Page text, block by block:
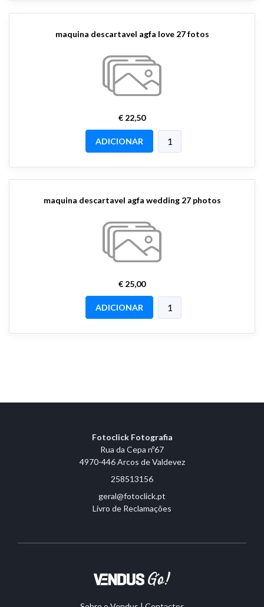
maquina descartavel agfa love 27 fotos
€ 22,50
ADICIONAR
maquina descartavel agfa wedding 27 photos
€ 25,00
ADICIONAR
Fotoclick Fotografia
Rua da Cepa nº67
4970-446 Arcos de Valdevez
258513156
geral@fotoclick.pt
Livro de Reclamações